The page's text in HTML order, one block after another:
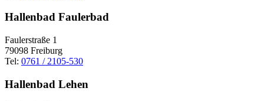
Hallenbad Faulerbad
Faulerstraße 1
79098 Freiburg
Tel: 0761 / 2105-530
Hallenbad Lehen